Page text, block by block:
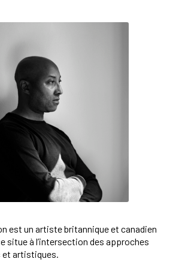
est un artiste britannique et canadien
situe à l’intersection des approches
artistiques.